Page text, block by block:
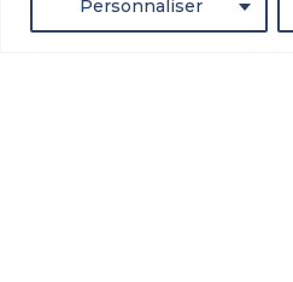
Personnaliser
Entdecken Sie alle unsere